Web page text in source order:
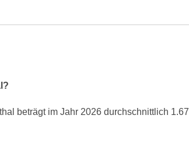
beträgt im Jahr 2026 durchschnittlich